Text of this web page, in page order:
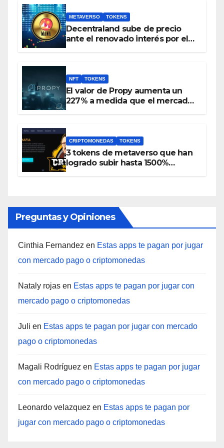
METAVERSO TOKENS
Decentraland sube de precio
ante el renovado interés por el
NFT TOKENS
El valor de Propy aumenta un
227% a medida que el mercado
CRIPTOMONEDAS TOKENS
3 tokens de metaverso que han
logrado subir hasta 1500%
Preguntas y Opiniones
Cinthia Fernandez en Estas apps te pagan por jugar
con mercado pago o criptomonedas
Nataly rojas en Estas apps te pagan por jugar con
mercado pago o criptomonedas
Juli en Estas apps te pagan por jugar con mercado
pago o criptomonedas
Magali Rodríguez en Estas apps te pagan por jugar
con mercado pago o criptomonedas
Leonardo velazquez en Estas apps te pagan por
jugar con mercado pago o criptomonedas